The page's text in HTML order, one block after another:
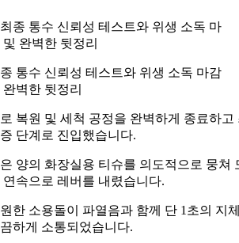
통수 신뢰성 테스트와 위생 소독 마감
완벽한 뒷정리
복원 및 세척 공정을 완벽하게 종료하고
단계로 진입했습니다.
양의 화장실용 티슈를 의도적으로 뭉쳐
연속으로 레버를 내렸습니다.
한 소용돌이 파열음과 함께 단 1초의 지
하게 소통되었습니다.